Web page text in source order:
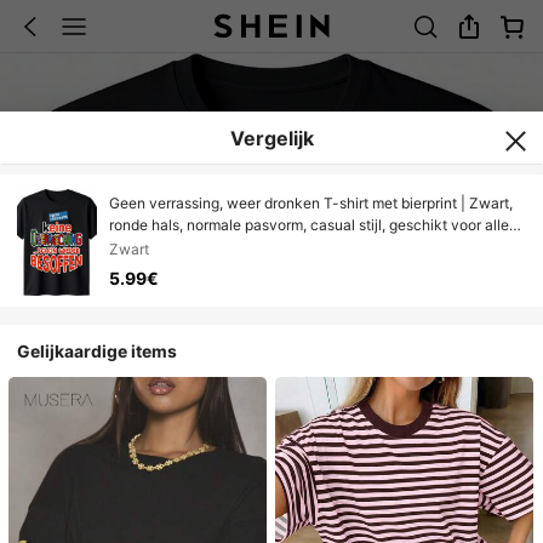
Vergelijk
Geen verrassing, weer dronken T-shirt met bierprint | Zwart,
ronde hals, normale pasvorm, casual stijl, geschikt voor alle
seizoenen, licht elastische stof, verkrijgbaar in grote maten,
los en comfortabel
Zwart
5.99€
Gelijkaardige items